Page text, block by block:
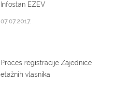
Infostan EZEV
07.07.2017.
Proces registracije Zajednice
etažnih vlasnika